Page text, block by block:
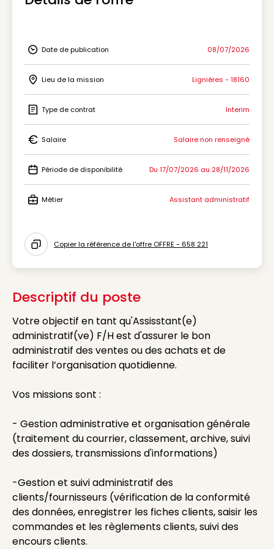
Icon Date de publication
Date de publication 08/07/2026
Icon Lieu de la mission
Lieu de la mission Lignières - 18160
Icon Type de contrat
Type de contrat Interim
Icon Salaire
Salaire Salaire non renseigné
Icon Période de disponibilité
Période de disponibilité Du 17/07/2026 au 28/11/2026
Métier Assistant administratif
Icon copy to clipboard
Copier la référence de l'offre OFFRE - 658 221
Descriptif du poste
Votre objectif en tant qu'Assisstant(e)
administratif(ve) F/H est d'assurer le bon
administratif des ventes ou des achats et de
faciliter l’organisation quotidienne.
Vos missions sont :
- Gestion administrative et organisation générale
(traitement du courrier, classement, archive, suivi
des dossiers, transmissions d'informations)
-Gestion et suivi administratif des
clients/fournisseurs (vérification de la conformité
des données, enregistrer les fiches clients, saisir les
commandes et les règlements clients, suivi des
encours clients.